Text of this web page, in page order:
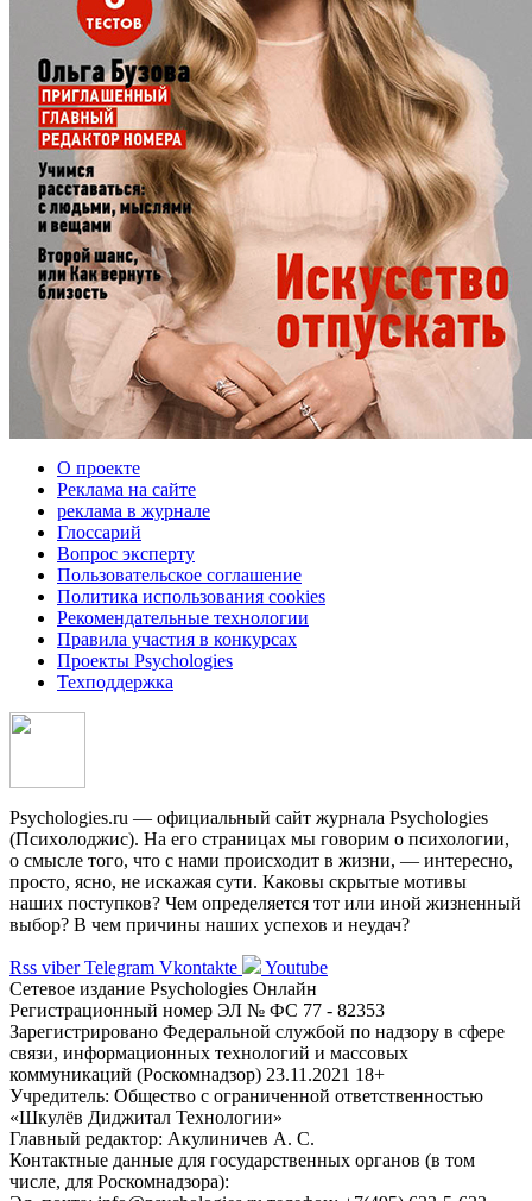
О проекте
Реклама на сайте
реклама в журнале
Глоссарий
Вопрос эксперту
Пользовательское соглашение
Политика использования cookies
Рекомендательные технологии
Правила участия в конкурсах
Проекты Psychologies
Техподдержка
Psychologies.ru — официальный сайт журнала Psychologies
(Психoлоджиc). На его страницах мы говорим о психологии,
о смысле того, что с нами происходит в жизни, — интересно,
просто, ясно, не искажая сути. Каковы скрытые мотивы
наших поступков? Чем определяется тот или иной жизненный
выбор? В чем причины наших успехов и неудач?
Rss viber Telegram Vkontakte
Youtube
Сетевое издание Psychologies Онлайн
Регистрационный номер ЭЛ № ФС 77 - 82353
Зарегистрировано Федеральной службой по надзору в сфере
связи, информационных технологий и массовых
коммуникаций (Роскомнадзор) 23.11.2021 18+
Учредитель: Общество с ограниченной ответственностью
«Шкулёв Диджитал Технологии»
Главный редактор: Акулиничев А. С.
Контактные данные для государственных органов (в том
числе, для Роскомнадзора):